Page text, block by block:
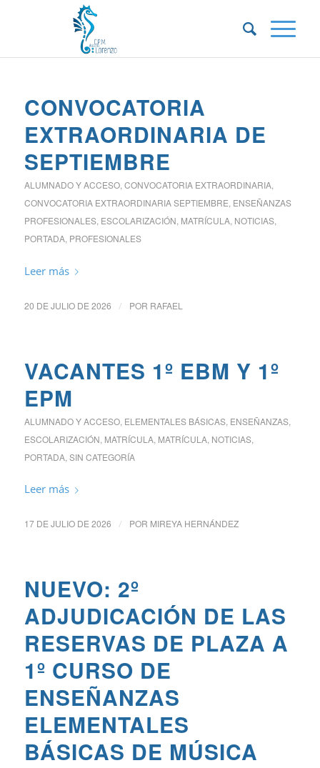
CONVOCATORIA
EXTRAORDINARIA DE
SEPTIEMBRE
ALUMNADO Y ACCESO, CONVOCATORIA EXTRAORDINARIA,
CONVOCATORIA EXTRAORDINARIA SEPTIEMBRE, ENSEÑANZAS
PROFESIONALES, ESCOLARIZACIÓN, MATRÍCULA, NOTICIAS,
PORTADA, PROFESIONALES
Leer más
20 DE JULIO DE 2026 / POR RAFAEL
VACANTES 1º EBM Y 1º
EPM
ALUMNADO Y ACCESO, ELEMENTALES BÁSICAS, ENSEÑANZAS,
ESCOLARIZACIÓN, MATRÍCULA, MATRÍCULA, NOTICIAS,
PORTADA, SIN CATEGORÍA
Leer más
17 DE JULIO DE 2026 / POR MIREYA HERNÁNDEZ
NUEVO: 2º
ADJUDICACIÓN DE LAS
RESERVAS DE PLAZA A
1º CURSO DE
ENSEÑANZAS
ELEMENTALES
BÁSICAS DE MÚSICA